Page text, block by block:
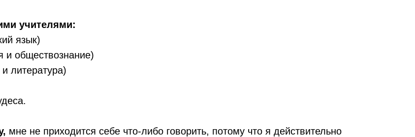
учителями:
язык)
и обществознание)
литература)
мне не приходится себе что-либо говорить, потому что я действительно